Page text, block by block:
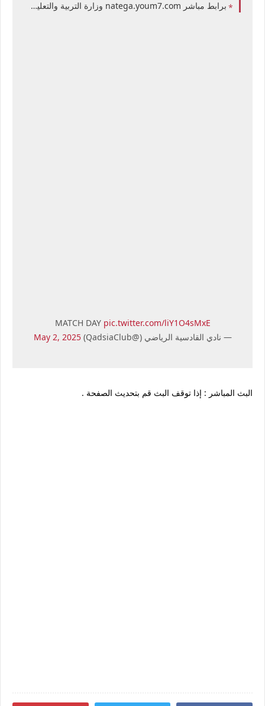
برابط مباشر natega.youm7.com وزارة التربية والتعليم نتيجة الثانوية العامة في مصر 2026 برقم الجلوس المدرسة الصف الثالث الثانوي
MATCH DAY pic.twitter.com/liY1O4sMxE
— نادي القادسية الرياضي (@QadsiaClub)
May 2, 2025
البث المباشر : إذا توقف البث قم بتحديث الصفحة .